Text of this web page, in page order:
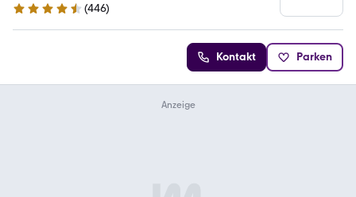
4.4 Sterne
(446)
Kontakt Parken